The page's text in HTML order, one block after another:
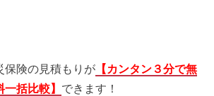
保険の見積もりが 【カンタン３分で無
一括比較】 できます！